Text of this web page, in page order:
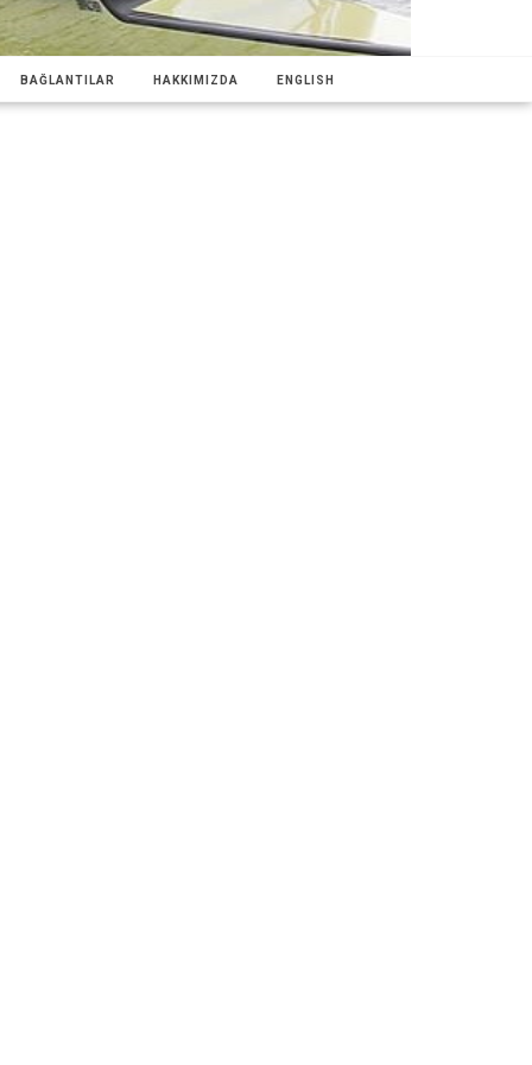
BAĞLANTILAR HAKKIMIZDA ENGLISH